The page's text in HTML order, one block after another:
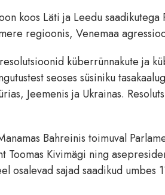
koos Läti ja Leedu
regioonis, Venemaa
küberrünnakute ja
seoses süsiniku
Jeemenis ja Ukrainas.
Bahreinis toimuval
Toomas Kivimägi ning
osalevad sajad saadikud